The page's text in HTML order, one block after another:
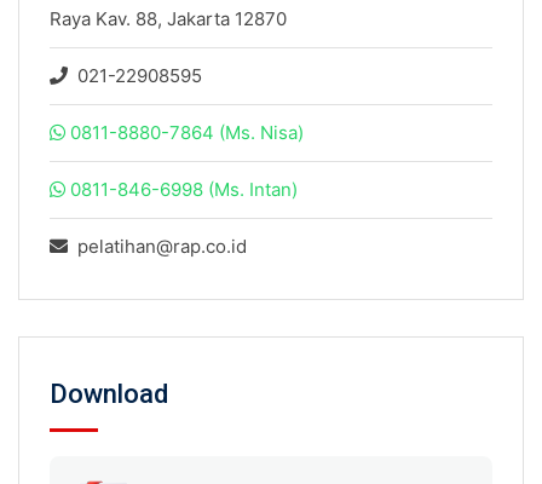
Raya Kav. 88, Jakarta 12870
021-22908595
0811-8880-7864 (Ms. Nisa)
0811-846-6998 (Ms. Intan)
pelatihan@rap.co.id
Download